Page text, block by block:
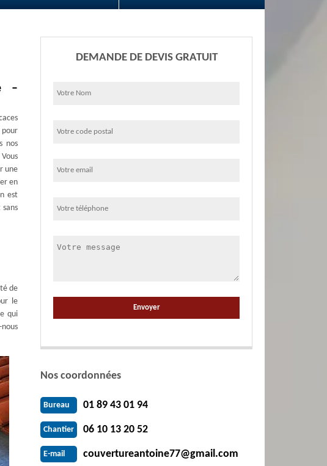
–
pour
nos
une
en
est
de
le
qui
DEMANDE DE DEVIS GRATUIT
Nos coordonnées
Bureau 01 89 43 01 94
Chantier 06 10 13 20 52
E-mail couvertureantoine77@gmail.com